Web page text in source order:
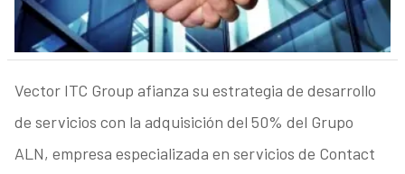
Vector ITC Group afianza su estrategia de desarrollo
de servicios con la adquisición del 50% del Grupo
ALN, empresa especializada en servicios de Contact